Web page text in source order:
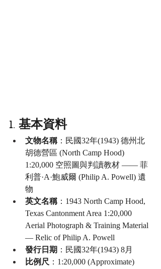
1. 基本資料
文物名稱：民國32年(1943) 德州北
胡德營區 (North Camp Hood)
1:20,000 空照圖與判讀教材 —— 菲
利普·A·鮑威爾 (Philip A. Powell) 遺
物
英文名稱：1943 North Camp Hood,
Texas Cantonment Area 1:20,000
Aerial Photograph & Training Material
— Relic of Philip A. Powell
發行日期 ：民國32年(1943) 8月
比例尺 ：1:20,000 (Approximate)